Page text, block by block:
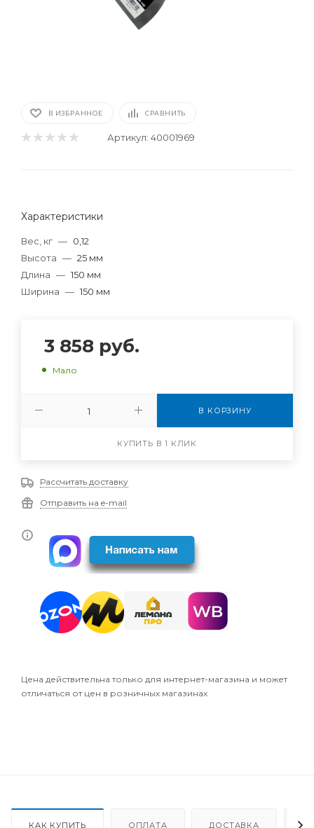
В ИЗБРАННОЕ СРАВНИТЬ
Артикул: 40001969
Характеристики
Вес, кг — 0,12
Высота — 25 мм
Длина — 150 мм
Ширина — 150 мм
3 858 руб.
Мало
В КОРЗИНУ
КУПИТЬ В 1 КЛИК
Рассчитать доставку
Отправить на e-mail
Цена действительна только для интернет-магазина и может
отличаться от цен в розничных магазинах
КАК КУПИТЬ ОПЛАТА ДОСТАВКА